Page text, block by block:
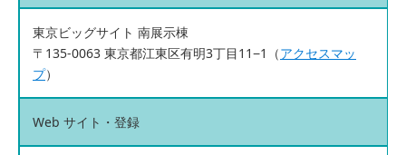
東京ビッグサイト 南展示棟
〒135-0063 東京都江東区有明3丁目11−1（アクセスマッ
プ）
Web サイト・登録